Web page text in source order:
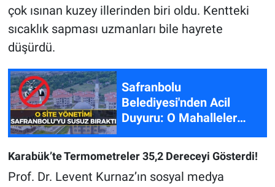
çok ısınan kuzey illerinden biri oldu. Kentteki
sıcaklık sapması uzmanları bile hayrete
düşürdü.
Safranbolu
Belediyesi'nden Acil
Duyuru: O Mahalleler
Karabük’te Termometreler 35,2 Dereceyi Gösterdi!
Prof. Dr. Levent Kurnaz’ın sosyal medya